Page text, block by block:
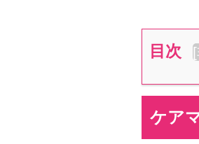
目次 [
ケア